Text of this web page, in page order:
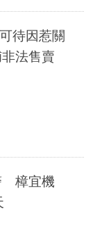
待因惹關
法售賣
樟宜機